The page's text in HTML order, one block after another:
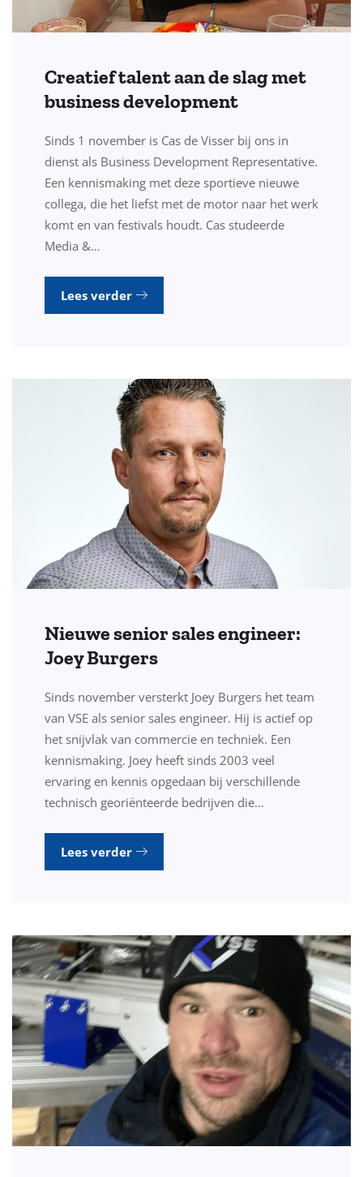
Creatief talent aan de slag met
business development
Sinds 1 november is Cas de Visser bij ons in
dienst als Business Development Representative.
Een kennismaking met deze sportieve nieuwe
collega, die het liefst met de motor naar het werk
komt en van festivals houdt. Cas studeerde
Media &…
Lees verder
Nieuwe senior sales engineer:
Joey Burgers
Sinds november versterkt Joey Burgers het team
van VSE als senior sales engineer. Hij is actief op
het snijvlak van commercie en techniek. Een
kennismaking. Joey heeft sinds 2003 veel
ervaring en kennis opgedaan bij verschillende
technisch georiënteerde bedrijven die…
Lees verder